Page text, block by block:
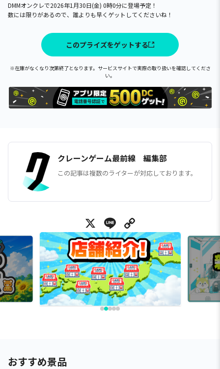
DMMオンクレで2026年1月30日(金) 0時0分に登場予定！
数には限りがあるので、誰よりも早くゲットしてくださいね！
このプライズをゲットする
※在庫がなくなり次第終了となります。サービスサイトで実際の取り扱いを確認してくださ
い。
クレーンゲーム最前線 編集部
この記事は複数のライターが対応しております。
X Line
おすすめ景品